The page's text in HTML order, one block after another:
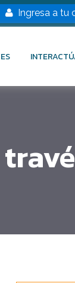
Ingresa a tu